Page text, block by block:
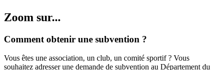
Zoom sur...
Comment obtenir une subvention ?
Vous êtes une association, un club, un comité sportif ? Vous
souhaitez adresser une demande de subvention au Département du